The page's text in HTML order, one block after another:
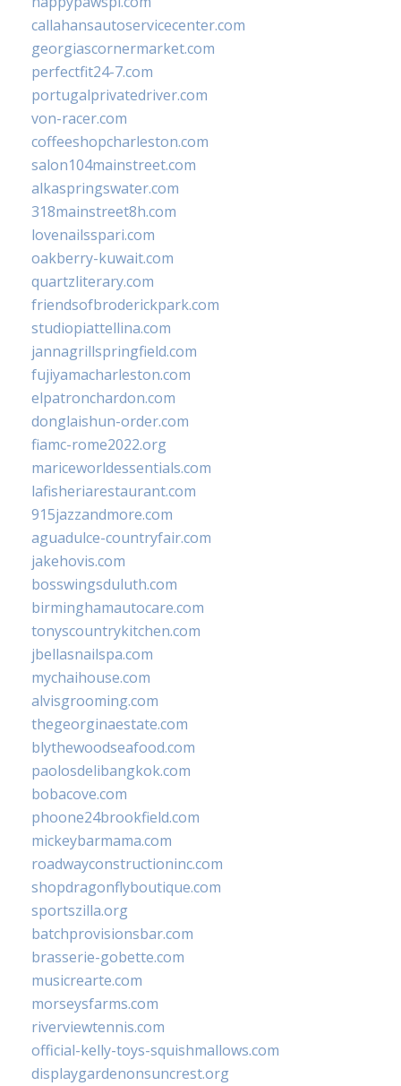
callahansautoservicecenter.com
georgiascornermarket.com
perfectfit24-7.com
portugalprivatedriver.com
von-racer.com
coffeeshopcharleston.com
salon104mainstreet.com
alkaspringswater.com
318mainstreet8h.com
lovenailsspari.com
oakberry-kuwait.com
quartzliterary.com
friendsofbroderickpark.com
studiopiattellina.com
jannagrillspringfield.com
fujiyamacharleston.com
elpatronchardon.com
donglaishun-order.com
fiamc-rome2022.org
mariceworldessentials.com
lafisheriarestaurant.com
915jazzandmore.com
aguadulce-countryfair.com
jakehovis.com
bosswingsduluth.com
birminghamautocare.com
tonyscountrykitchen.com
jbellasnailspa.com
mychaihouse.com
alvisgrooming.com
thegeorginaestate.com
blythewoodseafood.com
paolosdelibangkok.com
bobacove.com
phoone24brookfield.com
mickeybarmama.com
roadwayconstructioninc.com
shopdragonflyboutique.com
sportszilla.org
batchprovisionsbar.com
brasserie-gobette.com
musicrearte.com
morseysfarms.com
riverviewtennis.com
official-kelly-toys-squishmallows.com
displaygardenonsuncrest.org